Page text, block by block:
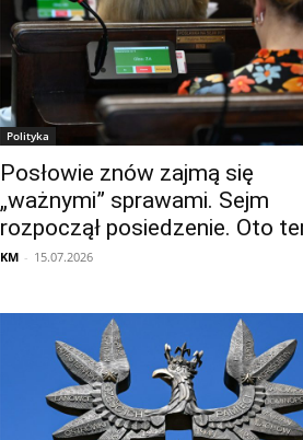
Polityka
Posłowie znów zajmą się
„ważnymi” sprawami. Sejm
rozpoczął posiedzenie. Oto
KM - 15.07.2026